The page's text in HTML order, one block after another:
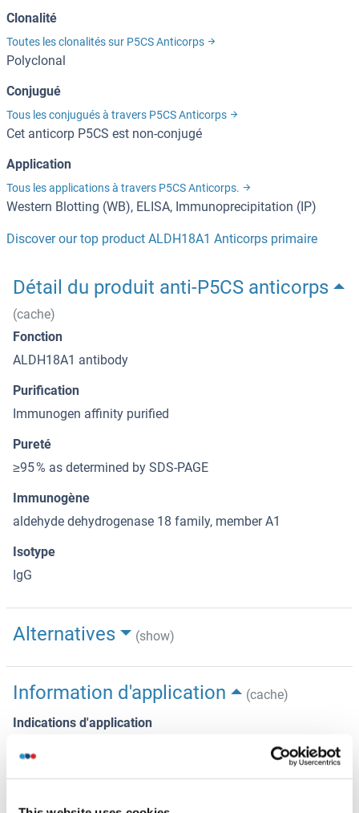
Clonalité
Toutes les clonalités sur P5CS Anticorps
Polyclonal
Conjugué
Tous les conjugués à travers P5CS Anticorps
Cet anticorp P5CS est non-conjugé
Application
Tous les applications à travers P5CS Anticorps.
Western Blotting (WB), ELISA, Immunoprecipitation (IP)
Discover our top product ALDH18A1 Anticorps primaire
Détail du produit anti-P5CS anticorps
(cache)
Fonction
ALDH18A1 antibody
Purification
Immunogen affinity purified
Pureté
≥95 % as determined by SDS-PAGE
Immunogène
aldehyde dehydrogenase 18 family, member A1
Isotype
IgG
Alternatives (show)
Information d'application
(cache)
Indications d'application
Restrictions